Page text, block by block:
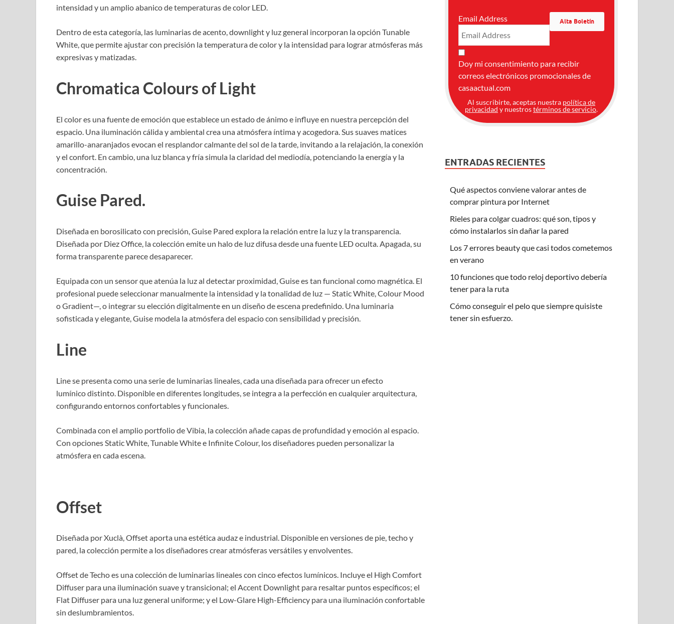
intensidad y un amplio abanico de temperaturas de color LED.
Dentro de esta categoría, las luminarias de acento, downlight y luz general incorporan la opción Tunable
White, que permite ajustar con precisión la temperatura de color y la intensidad para lograr atmósferas más
expresivas y matizadas.
Chromatica Colours of Light
El color es una fuente de emoción que establece un estado de ánimo e influye en nuestra percepción del
espacio. Una iluminación cálida y ambiental crea una atmósfera íntima y acogedora. Sus suaves matices
amarillo-anaranjados evocan el resplandor calmante del sol de la tarde, invitando a la relajación, la conexión
y el confort. En cambio, una luz blanca y fría simula la claridad del mediodía, potenciando la energía y la
concentración.
Guise Pared.
Diseñada en borosilicato con precisión, Guise Pared explora la relación entre la luz y la transparencia.
Diseñada por Diez Office, la colección emite un halo de luz difusa desde una fuente LED oculta. Apagada, su
forma transparente parece desaparecer.
Equipada con un sensor que atenúa la luz al detectar proximidad, Guise es tan funcional como magnética. El
profesional puede seleccionar manualmente la intensidad y la tonalidad de luz — Static White, Colour Mood
o Gradient—, o integrar su elección digitalmente en un diseño de escena predefinido. Una luminaria
sofisticada y elegante, Guise modela la atmósfera del espacio con sensibilidad y precisión.
Line
Line se presenta como una serie de luminarias lineales, cada una diseñada para ofrecer un efecto
lumínico distinto. Disponible en diferentes longitudes, se integra a la perfección en cualquier arquitectura,
configurando entornos confortables y funcionales.
Combinada con el amplio portfolio de Vibia, la colección añade capas de profundidad y emoción al espacio.
Con opciones Static White, Tunable White e Infinite Colour, los diseñadores pueden personalizar la
atmósfera en cada escena.
Offset
Diseñada por Xuclà, Offset aporta una estética audaz e industrial. Disponible en versiones de pie, techo y
pared, la colección permite a los diseñadores crear atmósferas versátiles y envolventes.
Offset de Techo es una colección de luminarias lineales con cinco efectos lumínicos. Incluye el High Comfort
Diffuser para una iluminación suave y transicional; el Accent Downlight para resaltar puntos específicos; el
Flat Diffuser para una luz general uniforme; y el Low-Glare High-Efficiency para una iluminación confortable
sin deslumbramientos.
Email Address
Doy mi consentimiento para recibir
correos electrónicos promocionales de
casaactual.com
Al suscribirte, aceptas nuestra política de
privacidad y nuestrostérminos de servicio.
ENTRADAS RECIENTES
Qué aspectos conviene valorar antes de
comprar pintura por Internet
Rieles para colgar cuadros: qué son, tipos y
cómo instalarlos sin dañar la pared
Los 7 errores beauty que casi todos cometemos
en verano
10 funciones que todo reloj deportivo debería
tener para la ruta
Cómo conseguir el pelo que siempre quisiste
tener sin esfuerzo.